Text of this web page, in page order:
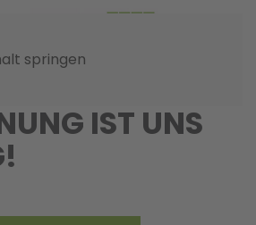
springen
IST UNS